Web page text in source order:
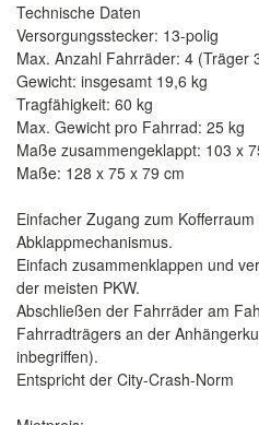
Technische Daten
Versorgungsstecker: 13-polig
Max. Anzahl Fahrräder: 4 (Träger
Gewicht: insgesamt 19,6 kg
Tragfähigkeit: 60 kg
Max. Gewicht pro Fahrrad: 25 kg
Maße zusammengeklappt: 103 x
Maße: 128 x 75 x 79 cm
Einfacher Zugang zum
Abklappmechanismus.
Einfach zusammenklappen und
der meisten PKW.
Abschließen der Fahrräder am
Fahrradträgers an der
inbegriffen).
Entspricht der City-Crash-Norm